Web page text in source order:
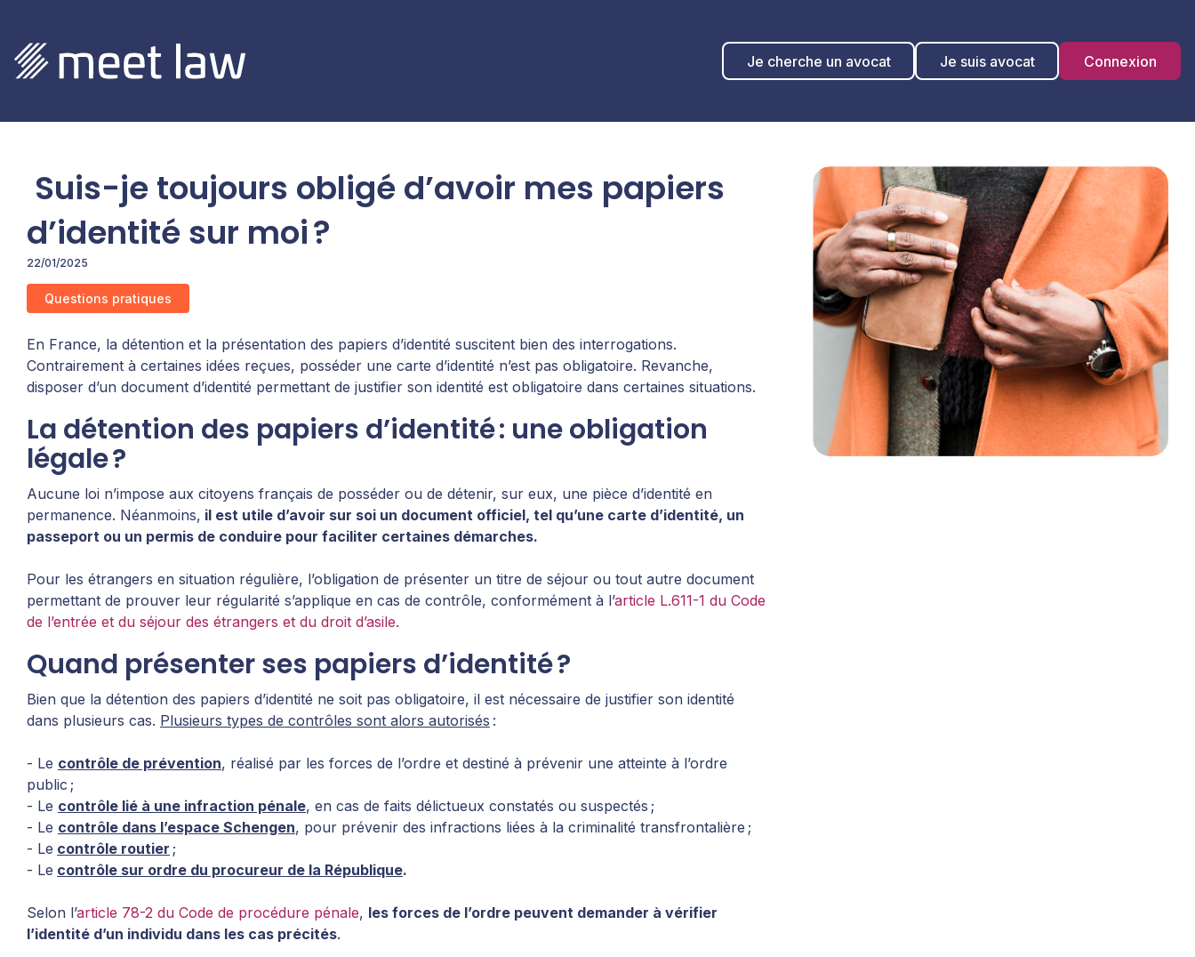
Je cherche un avocat Je suis avocat Connexion
Suis-je toujours obligé d’avoir mes papiers
d’identité sur moi ?
22/01/2025
Questions pratiques
En France, la détention et la présentation des papiers d’identité suscitent bien des interrogations.
Contrairement à certaines idées reçues, posséder une carte d’identité n’est pas obligatoire. Revanche,
disposer d’un document d’identité permettant de justifier son identité est obligatoire dans certaines situations.
La détention des papiers d’identité : une obligation
légale ?
Aucune loi n’impose aux citoyens français de posséder ou de détenir, sur eux, une pièce d’identité en
permanence. Néanmoins, il est utile d’avoir sur soi un document officiel, tel qu’une carte d’identité, un
passeport ou un permis de conduire pour faciliter certaines démarches.
Pour les étrangers en situation régulière, l’obligation de présenter un titre de séjour ou tout autre document
permettant de prouver leur régularité s’applique en cas de contrôle, conformément à l’article L.611-1 du Code
de l’entrée et du séjour des étrangers et du droit d’asile.
Quand présenter ses papiers d’identité ?
Bien que la détention des papiers d’identité ne soit pas obligatoire, il est nécessaire de justifier son identité
dans plusieurs cas. Plusieurs types de contrôles sont alors autorisés :
- Le contrôle de prévention, réalisé par les forces de l’ordre et destiné à prévenir une atteinte à l’ordre
public ;
- Le contrôle lié à une infraction pénale, en cas de faits délictueux constatés ou suspectés ;
- Le contrôle dans l’espace Schengen, pour prévenir des infractions liées à la criminalité transfrontalière ;
- Le contrôle routier ;
- Le contrôle sur ordre du procureur de la République.
Selon l’article 78-2 du Code de procédure pénale, les forces de l’ordre peuvent demander à vérifier
l’identité d’un individu dans les cas précités.